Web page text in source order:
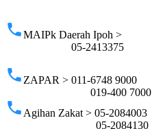
phoneMAIPk Daerah Ipoh >
05-2413375
phone ZAPAR > 011-6748 9000
019-400 7000
phone Agihan Zakat > 05-2084003
05-2084130